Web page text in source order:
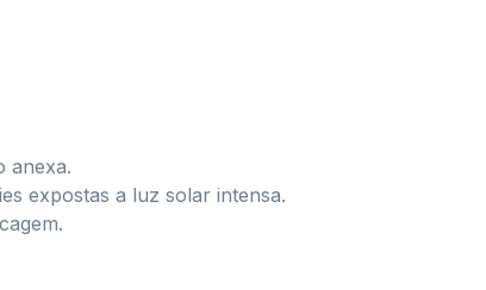
anexa.
expostas a luz solar intensa.